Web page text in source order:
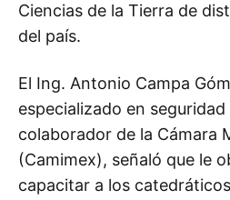
Ciencias de la Tierra de
del país.
El Ing. Antonio Campa
especializado en
colaborador de la Cámara
(Camimex), señaló que le
capacitar a los